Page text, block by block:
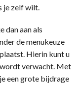
je zelf wilt.
dan aan als
de menukeuze
Hierin kunt u
verwacht. Met
een grote bijdrage